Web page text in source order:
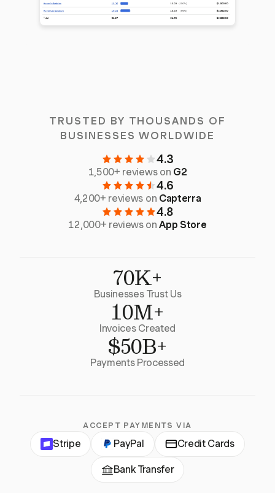
TRUSTED BY THOUSANDS OF
BUSINESSES WORLDWIDE
4.3
1,500+ reviews on G2
4.6
4,200+ reviews on Capterra
4.8
12,000+ reviews onApp Store
70K+
Businesses Trust Us
10M+
Invoices Created
$50B+
Payments Processed
ACCEPT PAYMENTS VIA
Stripe PayPal Credit Cards
Bank Transfer